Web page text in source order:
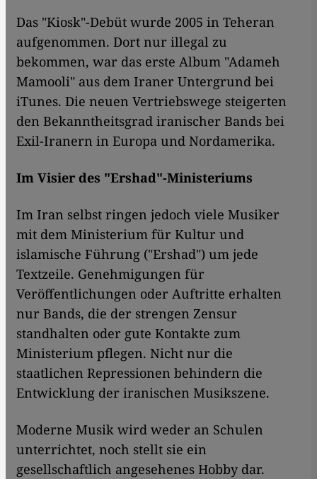
Das "Kiosk"-Debüt wurde 2005 in Teheran
aufgenommen. Dort nur illegal zu
bekommen, war das erste Album "Adameh
Mamooli" aus dem Iraner Untergrund bei
iTunes. Die neuen Vertriebswege steigerten
den Bekanntheitsgrad iranischer Bands bei
Exil-Iranern in Europa und Nordamerika.
Im Visier des "Ershad"-Ministeriums
Im Iran selbst ringen jedoch viele Musiker
mit dem Ministerium für Kultur und
islamische Führung ("Ershad") um jede
Textzeile. Genehmigungen für
Veröffentlichungen oder Auftritte erhalten
nur Bands, die der strengen Zensur
standhalten oder gute Kontakte zum
Ministerium pflegen. Nicht nur die
staatlichen Repressionen behindern die
Entwicklung der iranischen Musikszene.
Moderne Musik wird weder an Schulen
unterrichtet, noch stellt sie ein
gesellschaftlich angesehenes Hobby dar.